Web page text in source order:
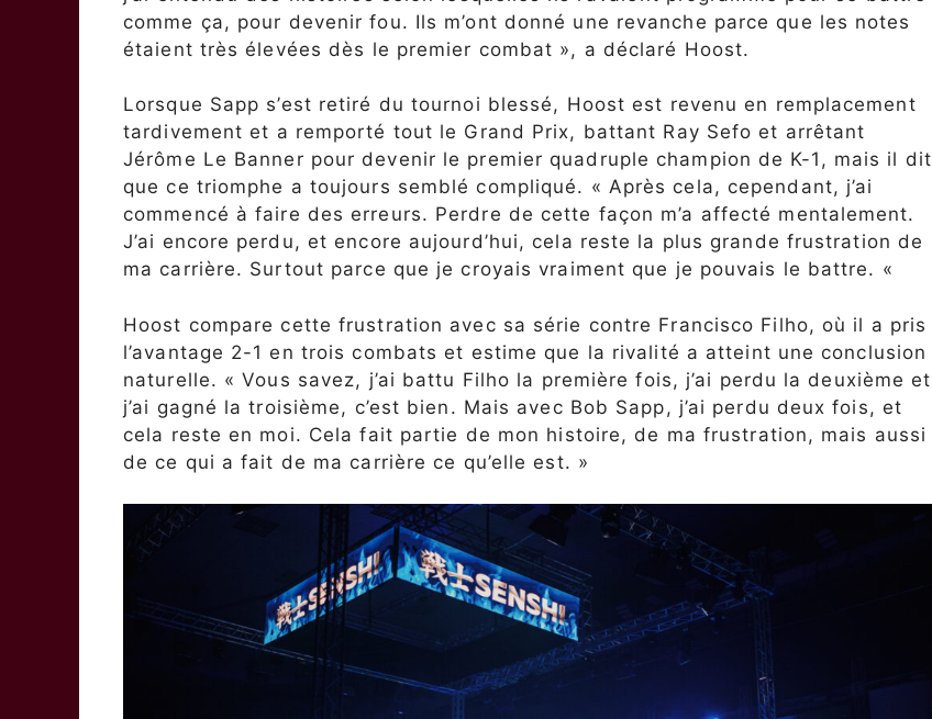
comme ça, pour devenir fou. Ils m’ont donné une revanche parce que les notes
étaient très élevées dès le premier combat », a déclaré Hoost.
Lorsque Sapp s’est retiré du tournoi blessé, Hoost est revenu en remplacement
tardivement et a remporté tout le Grand Prix, battant Ray Sefo et arrêtant
Jérôme Le Banner pour devenir le premier quadruple champion de K-1, mais il dit
que ce triomphe a toujours semblé compliqué. « Après cela, cependant, j’ai
commencé à faire des erreurs. Perdre de cette façon m’a affecté mentalement.
J’ai encore perdu, et encore aujourd’hui, cela reste la plus grande frustration de
ma carrière. Surtout parce que je croyais vraiment que je pouvais le battre. «
Hoost compare cette frustration avec sa série contre Francisco Filho, où il a pris
l’avantage 2-1 en trois combats et estime que la rivalité a atteint une conclusion
naturelle. « Vous savez, j’ai battu Filho la première fois, j’ai perdu la deuxième et
j’ai gagné la troisième, c’est bien. Mais avec Bob Sapp, j’ai perdu deux fois, et
cela reste en moi. Cela fait partie de mon histoire, de ma frustration, mais aussi
de ce qui a fait de ma carrière ce qu’elle est. »